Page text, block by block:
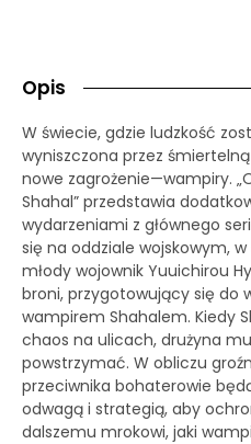
Opis
W świecie, gdzie ludzkość
wyniszczona przez
nowe zagrożenie—wampiry.
Shahal” przedstawia
wydarzeniami z głównego
się na oddziale wojskowym,
młody wojownik Yuuichirou
broni, przygotowujący się do
wampirem Shahalem. Kiedy
chaos na ulicach, drużyna
powstrzymać. W obliczu
przeciwnika bohaterowie
odwagą i strategią, aby
dalszemu mrokowi, jaki